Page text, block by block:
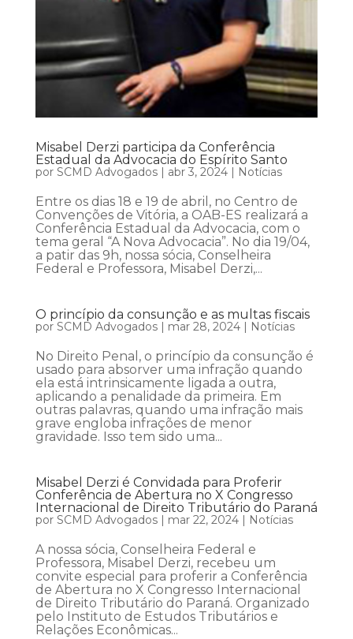
Misabel Derzi participa da Conferência
Estadual da Advocacia do Espírito Santo
por SCMD Advogados| abr 3, 2024| Notícias
Entre os dias 18 e 19 de abril, no Centro de
Convenções de Vitória, a OAB-ES realizará a
Conferência Estadual da Advocacia, com o
tema geral “A Nova Advocacia”. No dia 19/04,
a patir das 9h, nossa sócia, Conselheira
Federal e Professora, Misabel Derzi,...
O princípio da consunção e as multas fiscais
por SCMD Advogados| mar 28, 2024| Notícias
No Direito Penal, o princípio da consunção é
usado para absorver uma infração quando
ela está intrinsicamente ligada a outra,
aplicando a penalidade da primeira. Em
outras palavras, quando uma infração mais
grave engloba infrações de menor
gravidade. Isso tem sido uma...
Misabel Derzi é Convidada para Proferir
Conferência de Abertura no X Congresso
Internacional de Direito Tributário do Paraná
por SCMD Advogados| mar 22, 2024| Notícias
A nossa sócia, Conselheira Federal e
Professora, Misabel Derzi, recebeu um
convite especial para proferir a Conferência
de Abertura no X Congresso Internacional
de Direito Tributário do Paraná. Organizado
pelo Instituto de Estudos Tributários e
Relações Econômicas...